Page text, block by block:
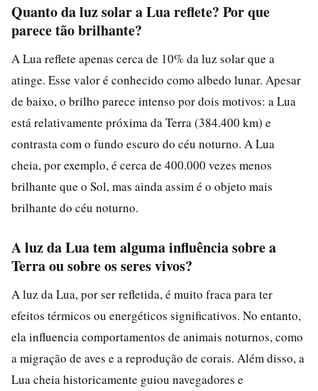
Quanto da luz solar a Lua reflete? Por que
parece tão brilhante?
A Lua reflete apenas cerca de 10% da luz solar que a
atinge. Esse valor é conhecido como albedo lunar. Apesar
de baixo, o brilho parece intenso por dois motivos: a Lua
está relativamente próxima da Terra (384.400 km) e
contrasta com o fundo escuro do céu noturno. A Lua
cheia, por exemplo, é cerca de 400.000 vezes menos
brilhante que o Sol, mas ainda assim é o objeto mais
brilhante do céu noturno.
A luz da Lua tem alguma influência sobre a
Terra ou sobre os seres vivos?
A luz da Lua, por ser refletida, é muito fraca para ter
efeitos térmicos ou energéticos significativos. No entanto,
ela influencia comportamentos de animais noturnos, como
a migração de aves e a reprodução de corais. Além disso, a
Lua cheia historicamente guiou navegadores e